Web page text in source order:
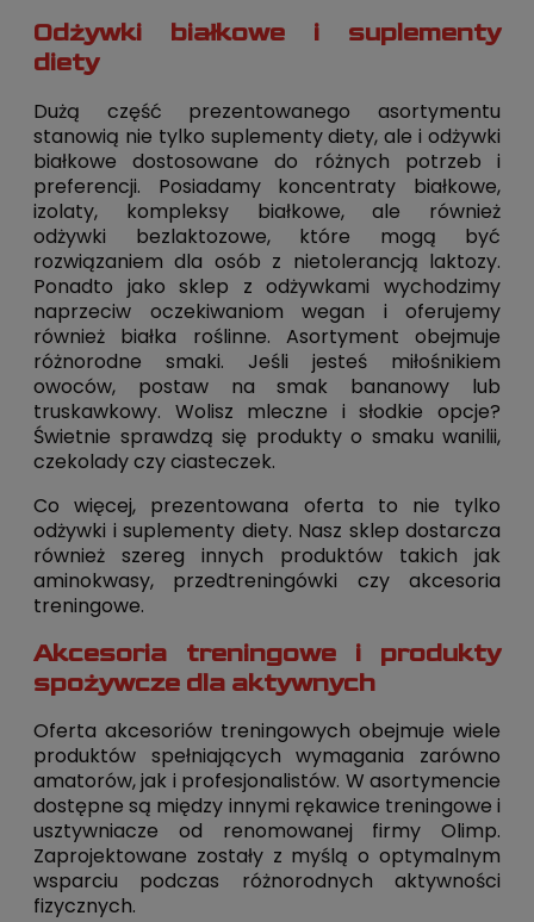
Odżywki białkowe i suplementy
diety
Dużą część prezentowanego asortymentu
stanowią nie tylko suplementy diety, ale i odżywki
białkowe dostosowane do różnych potrzeb i
preferencji. Posiadamy koncentraty białkowe,
izolaty, kompleksy białkowe, ale również
odżywki bezlaktozowe, które mogą być
rozwiązaniem dla osób z nietolerancją laktozy.
Ponadto jako sklep z odżywkami wychodzimy
naprzeciw oczekiwaniom wegan i oferujemy
również białka roślinne. Asortyment obejmuje
różnorodne smaki. Jeśli jesteś miłośnikiem
owoców, postaw na smak bananowy lub
truskawkowy. Wolisz mleczne i słodkie opcje?
Świetnie sprawdzą się produkty o smaku wanilii,
czekolady czy ciasteczek.
Co więcej, prezentowana oferta to nie tylko
odżywki i suplementy diety. Nasz sklep dostarcza
również szereg innych produktów takich jak
aminokwasy, przedtreningówki czy akcesoria
treningowe.
Akcesoria treningowe i produkty
spożywcze dla aktywnych
Oferta akcesoriów treningowych obejmuje wiele
produktów spełniających wymagania zarówno
amatorów, jak i profesjonalistów. W asortymencie
dostępne są między innymi rękawice treningowe i
usztywniacze od renomowanej firmy Olimp.
Zaprojektowane zostały z myślą o optymalnym
wsparciu podczas różnorodnych aktywności
fizycznych.